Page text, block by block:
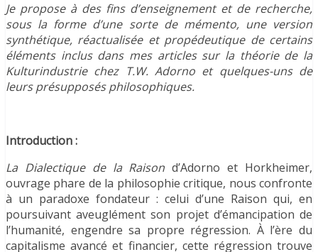
Je propose à des fins d’enseignement et de recherche,
sous la forme d’une sorte de mémento, une version
synthétique, réactualisée et propédeutique de certains
éléments inclus dans mes articles sur la théorie de la
Kulturindustrie chez T.W. Adorno et quelques-uns de
leurs présupposés philosophiques.
Introduction :
La Dialectique de la Raison d’Adorno et Horkheimer,
ouvrage phare de la philosophie critique, nous confronte
à un paradoxe fondateur : celui d’une Raison qui, en
poursuivant aveuglément son projet d’émancipation de
l’humanité, engendre sa propre régression. À l’ère du
capitalisme avancé et financier, cette régression trouve